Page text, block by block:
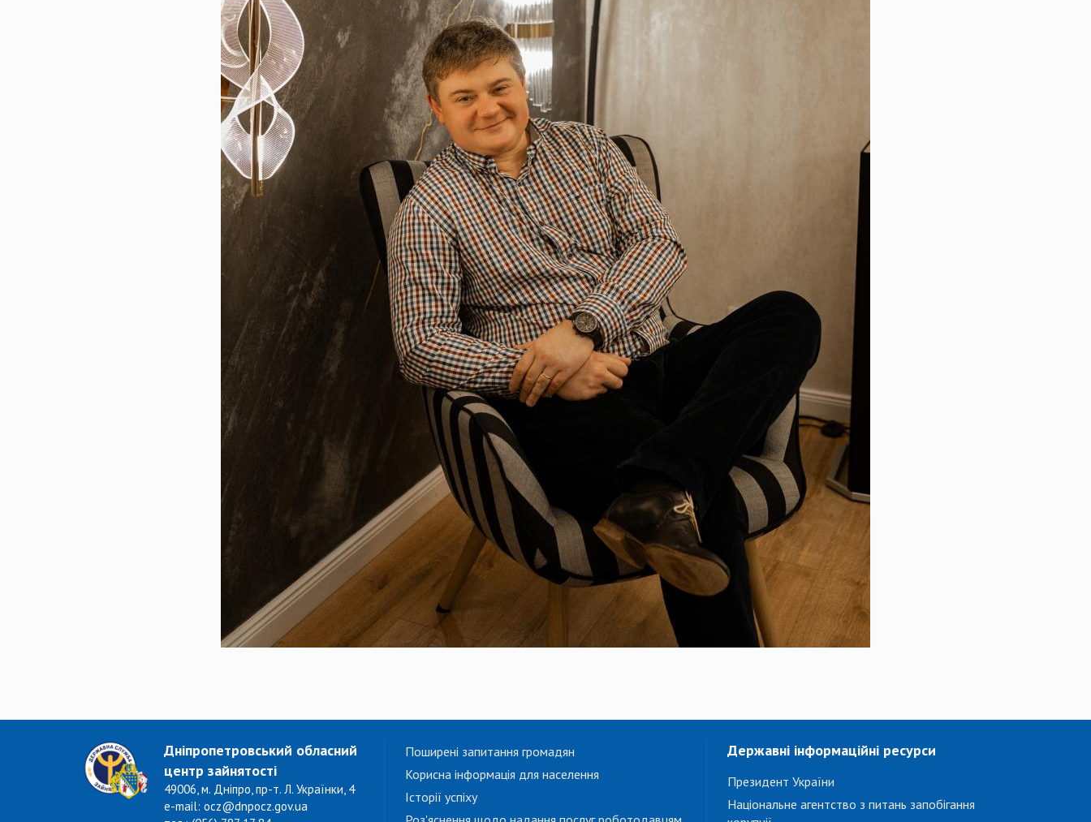
Дніпропетровський обласний
центр зайнятості
49006, м. Дніпро, пр-т. Л. Українки, 4
e-mail: ocz@dnpocz.gov.ua
Поширені запитання громадян
Корисна інформація для населення
Історії успіху
Державні інформаційні ресурси
Президент України
Національне агентство з питань запобігання